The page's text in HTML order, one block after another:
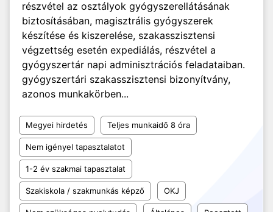
részvétel az osztályok gyógyszerellátásának
biztosításában, magisztrális gyógyszerek
készítése és kiszerelése, szakasszisztensi
végzettség esetén expediálás, részvétel a
gyógyszertár napi adminisztrációs feladataiban.
gyógyszertári szakasszisztensi bizonyítvány,
azonos munkakörben...
Megyei hirdetés Teljes munkaidő 8 óra
Nem igényel tapasztalatot
1-2 év szakmai tapasztalat
Szakiskola / szakmunkás képző OKJ